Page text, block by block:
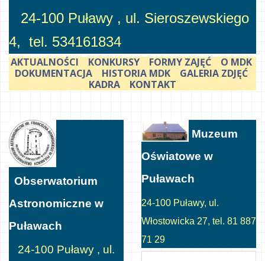
24-100 Puławy , ul. Sieroszewskiego
4, tel. 534161834
AKTUALNOŚCI KONKURSY FORMY ZAJĘĆ
O MDK
DOKUMENTACJA
HISTORIA MDK
GALERIA ZDJĘĆ
KADRA
KONTAKT
Obserwatorium
Astronomiczne w
Puławach
24-100 Puławy , ul.
Muzeum
Oświatowe w
Puławach
24-100 Puławy, ul.
Włostowicka 27, tel. 81 887
71 29